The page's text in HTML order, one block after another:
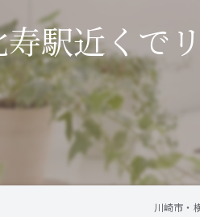
寿駅近くで
川崎市・